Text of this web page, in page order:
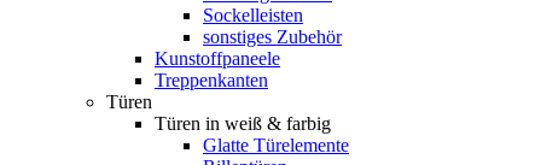
Sockelleisten
sonstiges Zubehör
Kunstoffpaneele
Treppenkanten
Türen
Türen in weiß & farbig
Glatte Türelemente